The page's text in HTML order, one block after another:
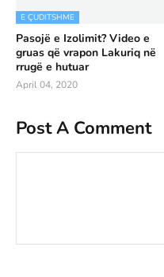
E ÇUDITSHME
Pasojë e Izolimit? Video e
gruas që vrapon Lakuriq në
rrugë e hutuar
April 04, 2020
Post A Comment